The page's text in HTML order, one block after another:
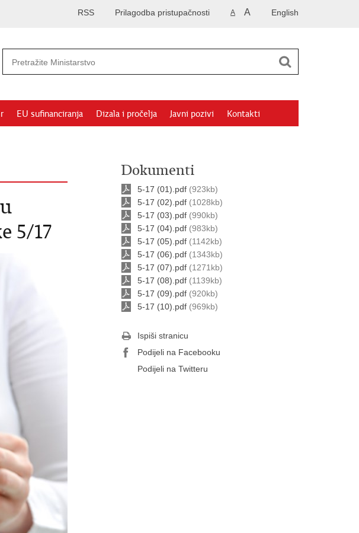
English
A A
Prilagodba pristupačnosti
RSS
EU sufinanciranja Dizala i pročelja Javni pozivi Kontakti
5/17
Dokumenti
5-17 (01).pdf (923kb)
5-17 (02).pdf (1028kb)
5-17 (03).pdf (990kb)
5-17 (04).pdf (983kb)
5-17 (05).pdf (1142kb)
5-17 (06).pdf (1343kb)
5-17 (07).pdf (1271kb)
5-17 (08).pdf (1139kb)
5-17 (09).pdf (920kb)
5-17 (10).pdf (969kb)
Ispiši stranicu
Podijeli na Facebooku
Podijeli na Twitteru